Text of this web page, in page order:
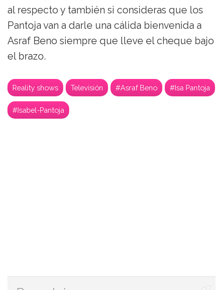
al respecto y también si consideras que los
Pantoja van a darle una cálida bienvenida a
Asraf Beno siempre que lleve el cheque bajo
el brazo.
Reality shows Televisión #Asraf Beno #Isa Pantoja
#Isabel-Pantoja